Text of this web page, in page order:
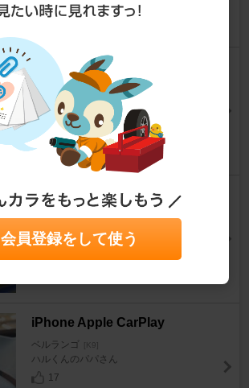
GOODYEAR EfficientGrip RVF
02
ベルランゴ [K9]
kou1gouさん
4
🇫🇷BerLabo. ベルラボ 3Dプレ
ベルランゴ [K9]
Feel_berlingoさん
iPhone Apple CarPlay
ベルランゴ [K9]
ハルくんのパパさん
17
会員登録をして使う